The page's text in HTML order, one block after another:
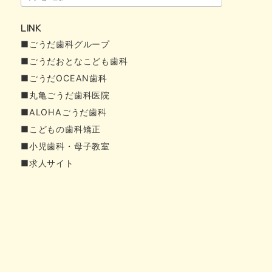
カ
イ
ブ
LINK
■ごうだ歯科グループ
■ごうだおとなこども歯科
■ごうだOCEAN歯科
■丸亀ごうだ歯科医院
■ALOHAごうだ歯科
■こどもの歯科矯正
■小児歯科・母子教室
■求人サイト